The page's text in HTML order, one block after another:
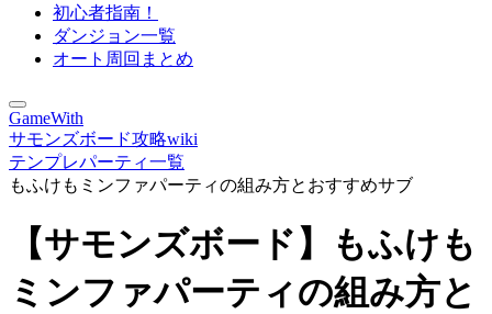
初心者指南！
ダンジョン一覧
オート周回まとめ
GameWith
サモンズボード攻略wiki
テンプレパーティ一覧
もふけもミンファパーティの組み方とおすすめサブ
【サモンズボード】もふけも
ミンファパーティの組み方と